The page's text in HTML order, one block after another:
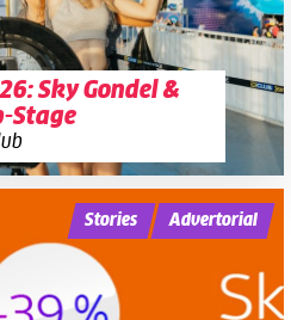
Sky Gondel &
Stage
Stories Advertorial